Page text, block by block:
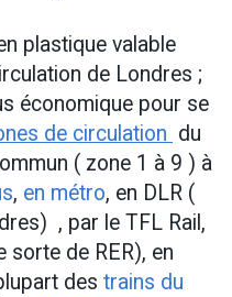
plastique valable
de Londres ;
économique pour se
de circulation du
( zone 1 à 9 ) à
, en métro, en DLR (
, par le TFL Rail,
sorte de RER), en
des trains du